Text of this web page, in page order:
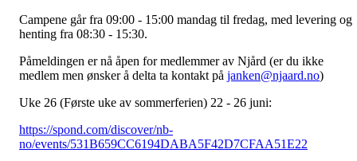
Campene går fra 09:00 - 15:00 mandag til fredag, med levering og
henting fra 08:30 - 15:30.
Påmeldingen er nå åpen for medlemmer av Njård (er du ikke
medlem men ønsker å delta ta kontakt på janken@njaard.no)
Uke 26 (Første uke av sommerferien) 22 - 26 juni:
https://spond.com/discover/nb-
no/events/531B659CC6194DABA5F42D7CFAA51E22